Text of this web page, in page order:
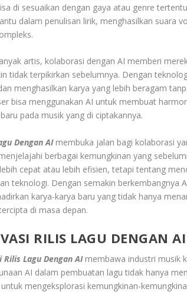
di sesuaikan dengan gaya atau genre
dalam penulisan lirik, menghasilkan suara
artis, kolaborasi dengan AI memberi
tidak terpikirkan sebelumnya. Dengan
menghasilkan karya yang lebih beragam
bisa menggunakan AI untuk membuat
pada musik yang di ciptakannya.
Dengan AImembuka jalan bagi kolaborasi
berbagai kemungkinan yang
cepat atau lebih efisien, tetapi tentang
teknologi. Dengan semakin berkembangnya
karya-karya baru yang tidak hanya
di masa depan.
RILIS LAGU DENGAN AI
Rilis Lagu Dengan AImembawa industri musik
AI dalam pembuatan lagu tidak hanya
mengeksplorasi kemungkinan-